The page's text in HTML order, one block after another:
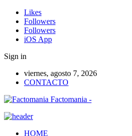
Likes
Followers
Followers
iOS App
Sign in
viernes, agosto 7, 2026
CONTACTO
Factomania -
HOME